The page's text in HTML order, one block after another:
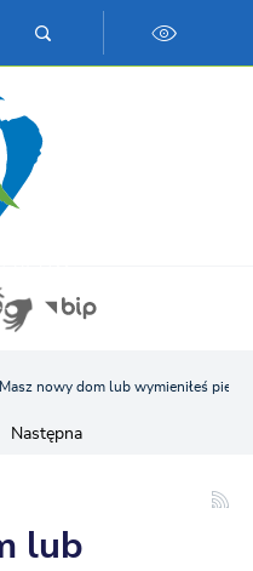
Masz nowy dom lub wymieniłeś piec?
Następna
lub